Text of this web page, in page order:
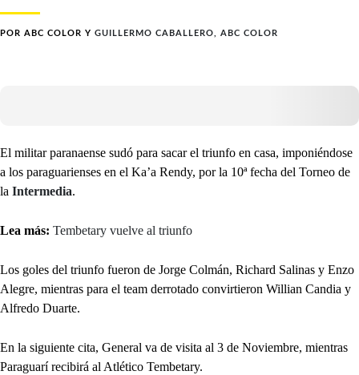
POR ABC COLOR Y GUILLERMO CABALLERO, ABC COLOR
El militar paranaense sudó para sacar el triunfo en casa, imponiéndose
a los paraguarienses en el Ka’a Rendy, por la 10ª fecha del Torneo de
la Intermedia.
Lea más: Tembetary vuelve al triunfo
Los goles del triunfo fueron de Jorge Colmán, Richard Salinas y Enzo
Alegre, mientras para el team derrotado convirtieron Willian Candia y
Alfredo Duarte.
En la siguiente cita, General va de visita al 3 de Noviembre, mientras
Paraguarí recibirá al Atlético Tembetary.